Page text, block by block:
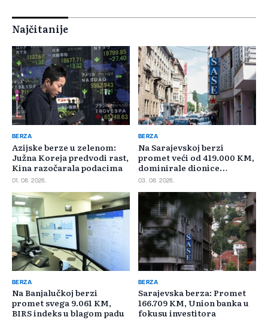
Najčitanije
BERZA
Azijske berze u zelenom:
Južna Koreja predvodi rast,
Kina razočarala podacima
01. 08. 2026.
BERZA
Na Sarajevskoj berzi
promet veći od 419.000 KM,
dominirale dionice
Privredne banke Sarajevo
03. 08. 2026.
BERZA
Na Banjalučkoj berzi
promet svega 9.061 KM,
BIRS indeks u blagom padu
BERZA
Sarajevska berza: Promet
166.709 KM, Union banka u
fokusu investitora